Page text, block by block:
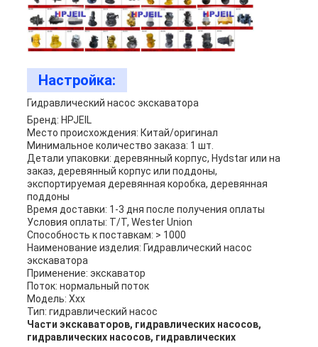
Настройка:
Гидравлический насос экскаватора
Бренд: HPJEIL
Место происхождения: Китай/оригинал
Минимальное количество заказа: 1 шт.
Детали упаковки: деревянный корпус, Hydstar или на
заказ, деревянный корпус или поддоны,
экспортируемая деревянная коробка, деревянная
поддоны
Время доставки: 1-3 дня после получения оплаты
Условия оплаты: T/T, Wester Union
Способность к поставкам: > 1000
Наименование изделия: Гидравлический насос
экскаватора
Применение: экскаватор
Поток: нормальный поток
Модель: Xxx
Тип: гидравлический насос
Части экскаваторов, гидравлических насосов,
гидравлических насосов, гидравлических